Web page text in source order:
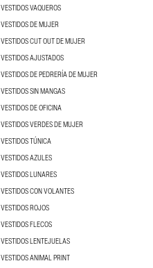
VESTIDOS VAQUEROS
VESTIDOS DE MUJER
VESTIDOS CUT OUT DE MUJER
VESTIDOS AJUSTADOS
VESTIDOS DE PEDRERÍA DE MUJER
VESTIDOS SIN MANGAS
VESTIDOS DE OFICINA
VESTIDOS VERDES DE MUJER
VESTIDOS TÚNICA
VESTIDOS AZULES
VESTIDOS LUNARES
VESTIDOS CON VOLANTES
VESTIDOS ROJOS
VESTIDOS FLECOS
VESTIDOS LENTEJUELAS
VESTIDOS ANIMAL PRINT